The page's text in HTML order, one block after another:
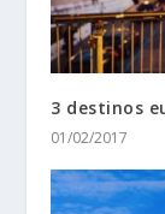
3 destinos
01/02/2017